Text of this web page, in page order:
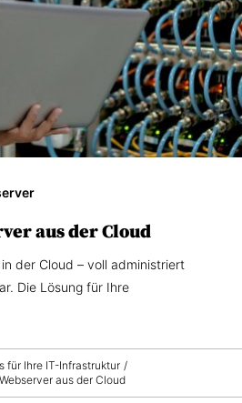
aus der Cloud
der Cloud – voll administriert
Die Lösung für Ihre
für Ihre IT-Infrastruktur /
aus der Cloud